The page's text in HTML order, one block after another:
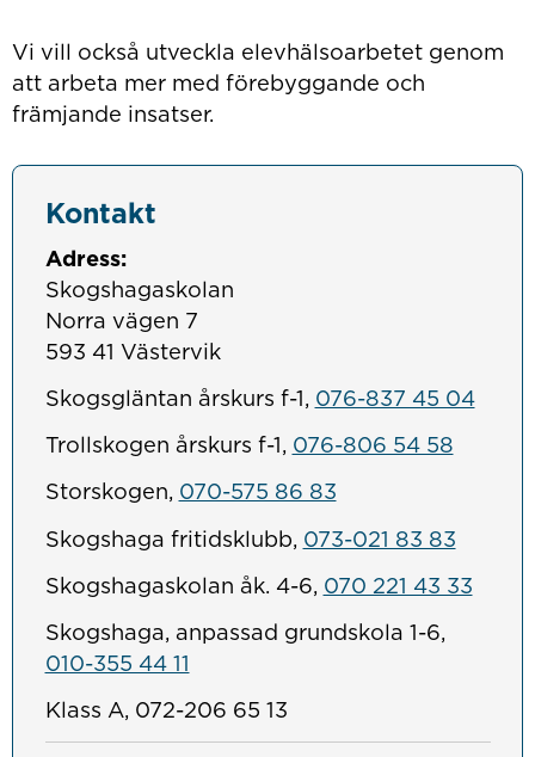
Vi vill också utveckla elevhälsoarbetet genom
att arbeta mer med förebyggande och
främjande insatser.
Kontakt
Adress:
Skogshagaskolan
Norra vägen 7
593 41 Västervik
Skogsgläntan årskurs f-1, 076-837 45 04
Trollskogen årskurs f-1, 076-806 54 58
Storskogen, 070-575 86 83
Skogshaga fritidsklubb, 073-021 83 83
Skogshagaskolan åk. 4-6, 070 221 43 33
Skogshaga, anpassad grundskola 1-6,
010-355 44 11
Klass A, 072-206 65 13